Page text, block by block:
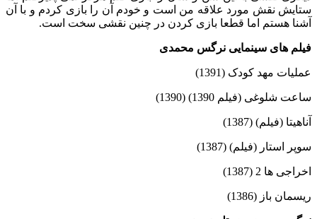
ستایش نقش مورد علاقه من است و خودم آن را بازی کردم و با آن
آشنا هستم اما قطعا بازی کردن در چنین نقشی سخت است.
فیلم های سینمایی نرگس محمدی
عملیات مهد کودک (1391)
ساعت شلوغی (فیلم 1390) (1390)
آناهیتا (فیلم) (1387)
سوپر استار (فیلم) (1387)
اخراجی ها 2 (1387)
ریسمان باز (1386)